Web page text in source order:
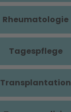
Rheumatologie
Tagespflege
Transplantation